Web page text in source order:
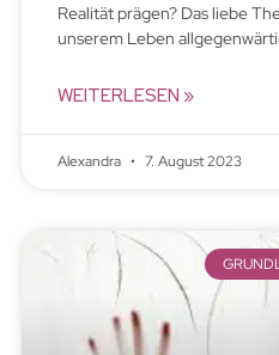
Realität prägen? Das liebe
unserem Leben
WEITERLESEN »
Alexandra 7. August 2023